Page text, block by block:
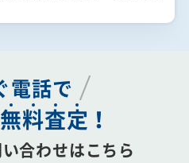
電話で
無料査定 ！
合わせはこちら